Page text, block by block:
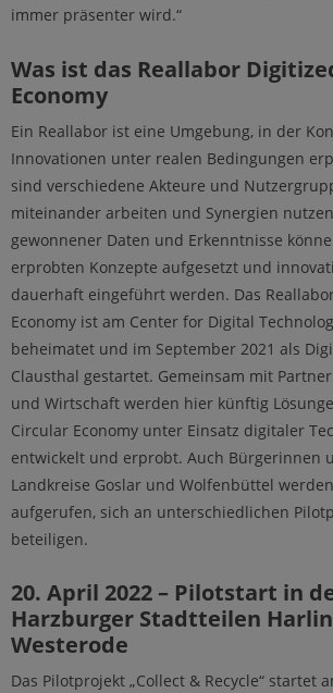
immer präsenter wird.“
Was ist das Reallabor
Economy
Ein Reallabor ist eine Umgebung, in der
Innovationen unter realen Bedingungen
sind verschiedene Akteure und
miteinander arbeiten und Synergien
gewonnener Daten und Erkenntnisse
erprobten Konzepte aufgesetzt und
dauerhaft eingeführt werden. Das
Economy ist am Center for Digital
beheimatet und im September 2021 als
Clausthal gestartet. Gemeinsam mit
und Wirtschaft werden hier künftig
Circular Economy unter Einsatz digitaler
entwickelt und erprobt. Auch Bürgerinnen
Landkreise Goslar und Wolfenbüttel
aufgerufen, sich an unterschiedlichen
beteiligen.
20. April 2022 – Pilotstart in
Harzburger Stadtteilen
Westerode
Das Pilotprojekt „Collect & Recycle“ startet